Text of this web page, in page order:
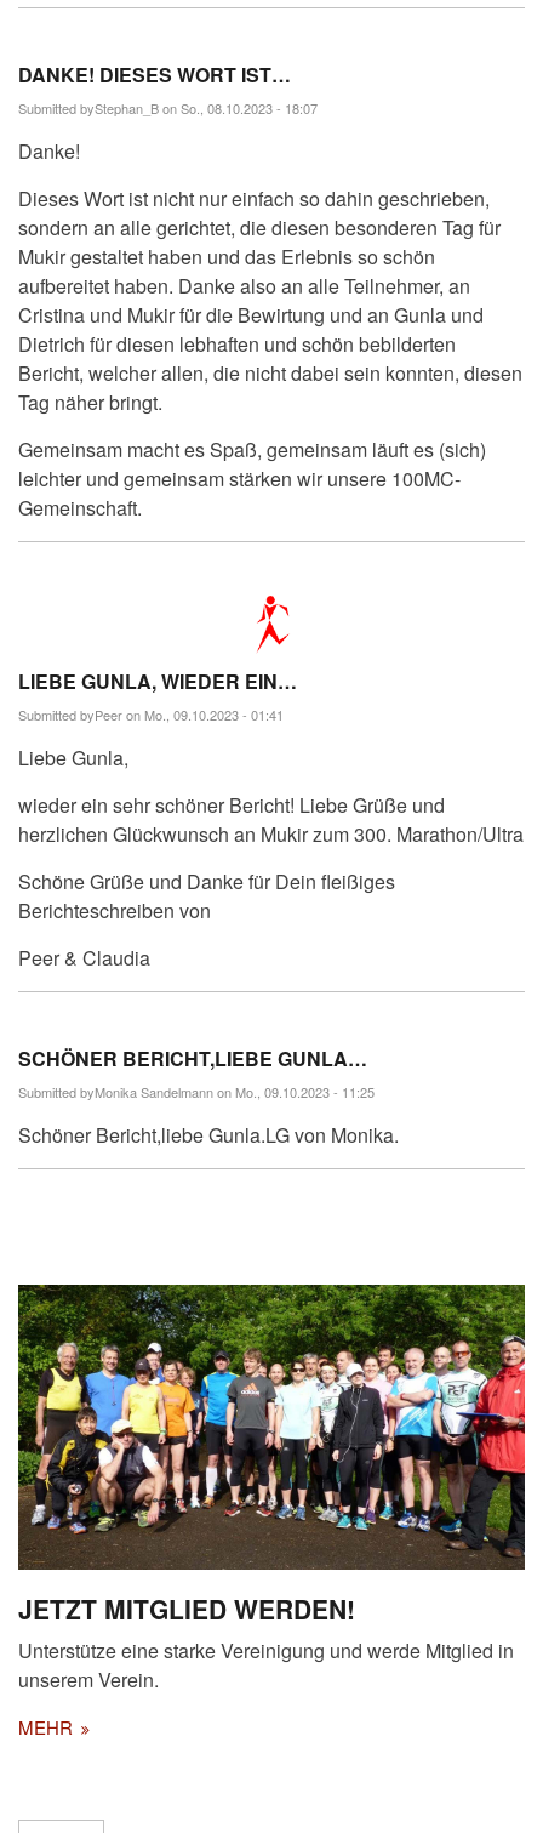
DANKE! DIESES WORT IST…
Submitted byStephan_Bon So., 08.10.2023 - 18:07
Danke!
Dieses Wort ist nicht nur einfach so dahin geschrieben,
sondern an alle gerichtet, die diesen besonderen Tag für
Mukir gestaltet haben und das Erlebnis so schön
aufbereitet haben. Danke also an alle Teilnehmer, an
Cristina und Mukir für die Bewirtung und an Gunla und
Dietrich für diesen lebhaften und schön bebilderten
Bericht, welcher allen, die nicht dabei sein konnten, diesen
Tag näher bringt.
Gemeinsam macht es Spaß, gemeinsam läuft es (sich)
leichter und gemeinsam stärken wir unsere 100MC-
Gemeinschaft.
LIEBE GUNLA, WIEDER EIN…
Submitted byPeeron Mo., 09.10.2023 - 01:41
Liebe Gunla,
wieder ein sehr schöner Bericht! Liebe Grüße und
herzlichen Glückwunsch an Mukir zum 300. Marathon/Ultra
Schöne Grüße und Danke für Dein fleißiges
Berichteschreiben von
Peer & Claudia
SCHÖNER BERICHT,LIEBE GUNLA…
Submitted byMonika Sandelmannon Mo., 09.10.2023 - 11:25
Schöner Bericht,liebe Gunla.LG von Monika.
JETZT MITGLIED WERDEN!
Unterstütze eine starke Vereinigung und werde Mitglied in
unserem Verein.
MEHR